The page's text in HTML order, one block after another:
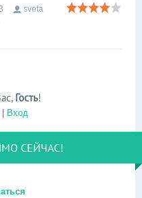
sveta
, Гость!
Вход
СЕЙЧАС!